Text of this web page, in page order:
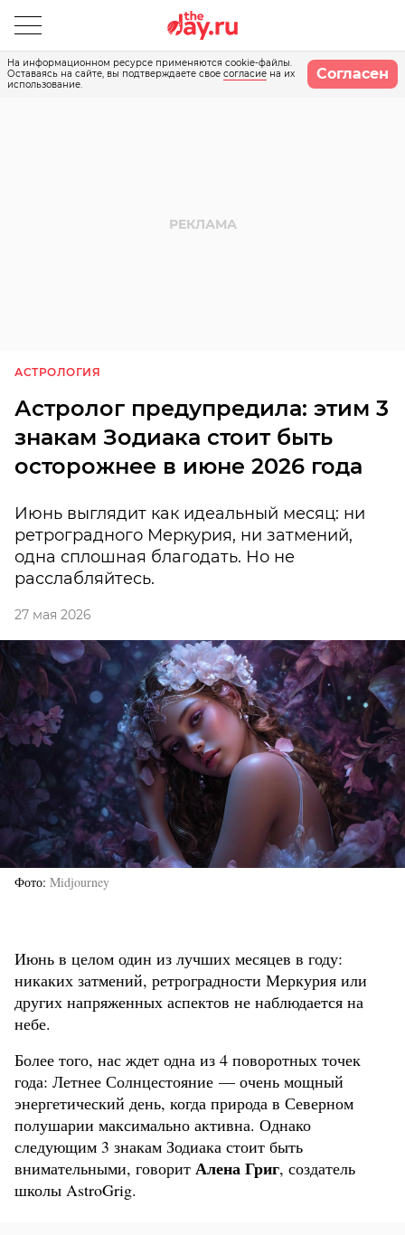
На информационном ресурсе применяются cookie-файлы.
Оставаясь на сайте, вы подтверждаете свое согласие на их
использование.
Согласен
АСТРОЛОГИЯ
Астролог предупредила: этим 3
знакам Зодиака стоит быть
осторожнее в июне 2026 года
Июнь выглядит как идеальный месяц: ни
ретроградного Меркурия, ни затмений,
одна сплошная благодать. Но не
расслабляйтесь.
27 мая 2026
Фото Midjourney
Июнь в целом один из лучших месяцев в году:
никаких затмений, ретроградности Меркурия или
других напряженных аспектов не наблюдается на
небе.
Более того, нас ждет одна из 4 поворотных точек
года: Летнее Солнцестояние — очень мощный
энергетический день, когда природа в Северном
полушарии максимально активна. Однако
следующим 3 знакам Зодиака стоит быть
внимательными, говорит Алена Григ, создатель
школы AstroGrig.